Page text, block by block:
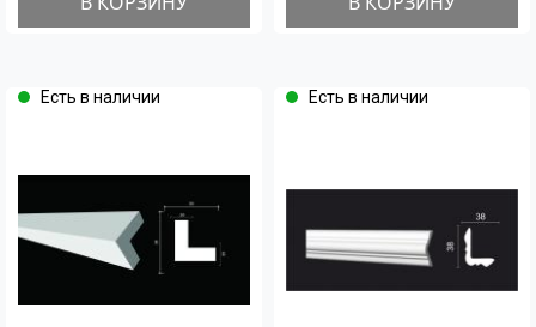
Есть в наличии Есть в наличии